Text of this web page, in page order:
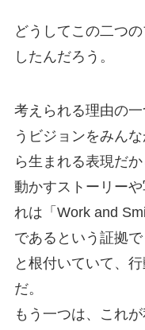
どうしてこの二つ
したんだろう。
考えられる理由の
うビジョンをみん
ら生まれる表現だ
動かすストーリー
れは「Work and
であるという証拠
と根付いていて、
だ。
もう一つは、これ